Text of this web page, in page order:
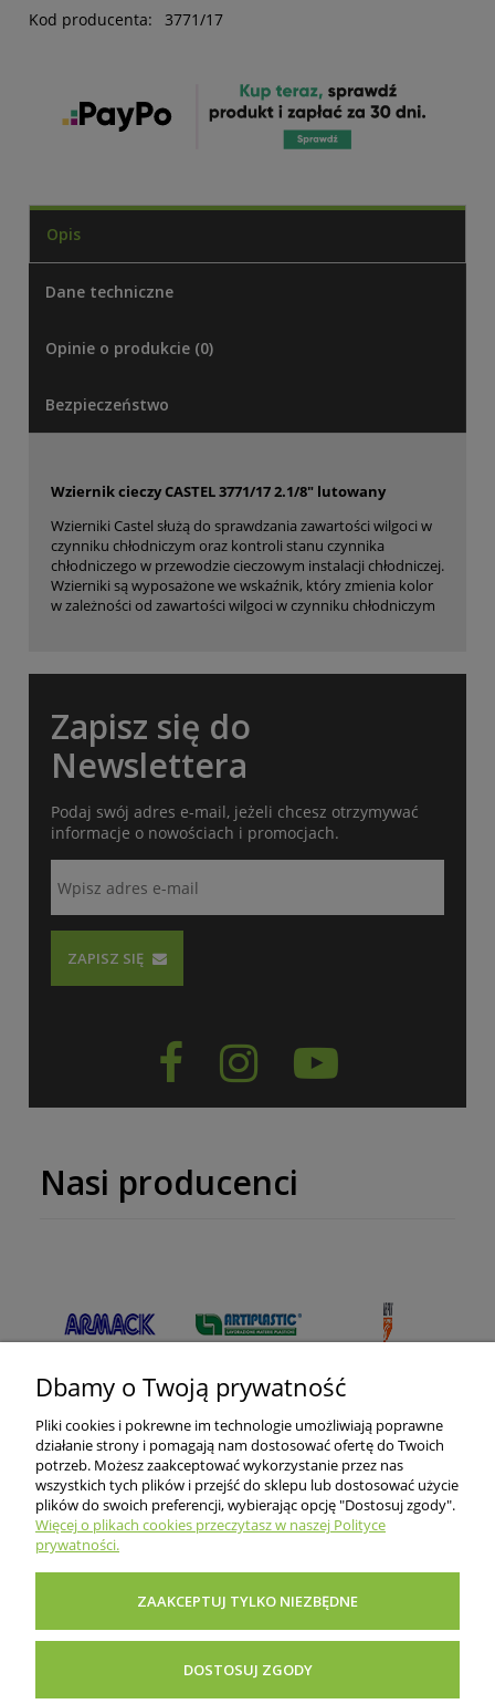
Kod producenta:
3771/17
Opis
Dane techniczne
Opinie o produkcie (0)
Bezpieczeństwo
Wziernik cieczy CASTEL 3771/17 2.1/8" lutowany
Wzierniki Castel służą do sprawdzania zawartości wilgoci w
czynniku chłodniczym oraz kontroli stanu czynnika
chłodniczego w przewodzie cieczowym instalacji chłodniczej.
Wzierniki są wyposażone we wskaźnik, który zmienia kolor
w zależności od zawartości wilgoci w czynniku chłodniczym
Zapisz się do
Newslettera
Podaj swój adres e-mail, jeżeli chcesz otrzymywać
informacje o nowościach i promocjach.
ZAPISZ SIĘ
  
Nasi producenci
O nas
Dbamy o Twoją prywatność
Pliki cookies i pokrewne im technologie umożliwiają poprawne
działanie strony i pomagają nam dostosować ofertę do Twoich
potrzeb. Możesz zaakceptować wykorzystanie przez nas
wszystkich tych plików i przejść do sklepu lub dostosować użycie
plików do swoich preferencji, wybierając opcję "Dostosuj zgody".
Więcej o plikach cookies przeczytasz w naszej Polityce
prywatności.
ZAAKCEPTUJ TYLKO NIEZBĘDNE
DOSTOSUJ ZGODY